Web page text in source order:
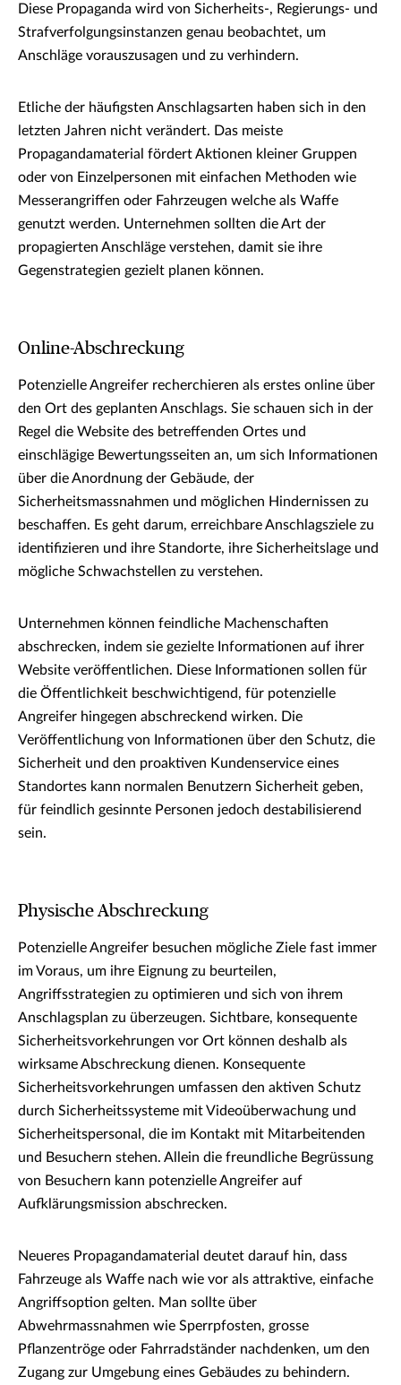
Diese Propaganda wird von Sicherheits-, Regierungs- und
Strafverfolgungsinstanzen genau beobachtet, um
Anschläge vorauszusagen und zu verhindern.
Etliche der häufigsten Anschlagsarten haben sich in den
letzten Jahren nicht verändert. Das meiste
Propagandamaterial fördert Aktionen kleiner Gruppen
oder von Einzelpersonen mit einfachen Methoden wie
Messerangriffen oder Fahrzeugen welche als Waffe
genutzt werden. Unternehmen sollten die Art der
propagierten Anschläge verstehen, damit sie ihre
Gegenstrategien gezielt planen können.
Online-Abschreckung
Potenzielle Angreifer recherchieren als erstes online über
den Ort des geplanten Anschlags. Sie schauen sich in der
Regel die Website des betreffenden Ortes und
einschlägige Bewertungsseiten an, um sich Informationen
über die Anordnung der Gebäude, der
Sicherheitsmassnahmen und möglichen Hindernissen zu
beschaffen. Es geht darum, erreichbare Anschlagsziele zu
identifizieren und ihre Standorte, ihre Sicherheitslage und
mögliche Schwachstellen zu verstehen.
Unternehmen können feindliche Machenschaften
abschrecken, indem sie gezielte Informationen auf ihrer
Website veröffentlichen. Diese Informationen sollen für
die Öffentlichkeit beschwichtigend, für potenzielle
Angreifer hingegen abschreckend wirken. Die
Veröffentlichung von Informationen über den Schutz, die
Sicherheit und den proaktiven Kundenservice eines
Standortes kann normalen Benutzern Sicherheit geben,
für feindlich gesinnte Personen jedoch destabilisierend
sein.
Physische Abschreckung
Potenzielle Angreifer besuchen mögliche Ziele fast immer
im Voraus, um ihre Eignung zu beurteilen,
Angriffsstrategien zu optimieren und sich von ihrem
Anschlagsplan zu überzeugen. Sichtbare, konsequente
Sicherheitsvorkehrungen vor Ort können deshalb als
wirksame Abschreckung dienen. Konsequente
Sicherheitsvorkehrungen umfassen den aktiven Schutz
durch Sicherheitssysteme mit Videoüberwachung und
Sicherheitspersonal, die im Kontakt mit Mitarbeitenden
und Besuchern stehen. Allein die freundliche Begrüssung
von Besuchern kann potenzielle Angreifer auf
Aufklärungsmission abschrecken.
Neueres Propagandamaterial deutet darauf hin, dass
Fahrzeuge als Waffe nach wie vor als attraktive, einfache
Angriffsoption gelten. Man sollte über
Abwehrmassnahmen wie Sperrpfosten, grosse
Pflanzentröge oder Fahrradständer nachdenken, um den
Zugang zur Umgebung eines Gebäudes zu behindern.